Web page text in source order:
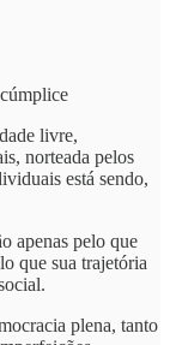
livre,
norteada pelos
está sendo,
apenas pelo que
que sua trajetória
plena, tanto